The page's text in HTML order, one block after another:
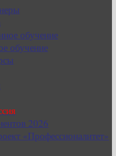
обучение
обучение
2026
«Профессионалитет»